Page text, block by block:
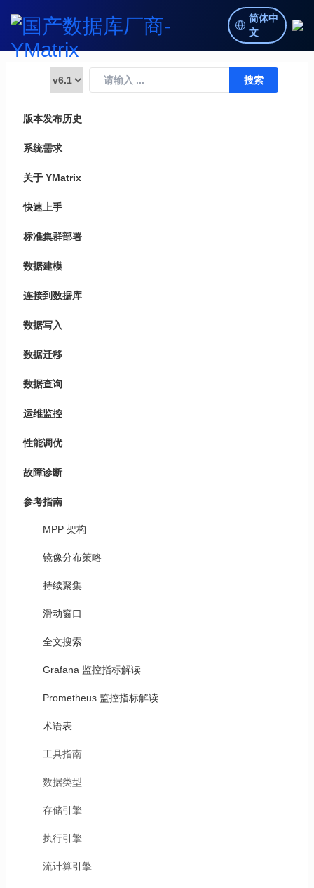
简体中
文
版本发布历史
系统需求
关于 YMatrix
快速上手
标准集群部署
数据建模
连接到数据库
数据写入
数据迁移
数据查询
运维监控
性能调优
故障诊断
参考指南
MPP 架构
镜像分布策略
持续聚集
滑动窗口
全文搜索
Grafana 监控指标解读
Prometheus 监控指标解读
术语表
工具指南
数据类型
存储引擎
执行引擎
流计算引擎